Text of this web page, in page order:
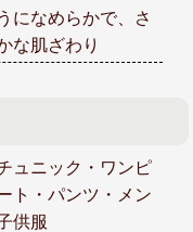
になめらかで、さ
な肌ざわり
ュニック・ワンピ
ト・パンツ・メン
供服